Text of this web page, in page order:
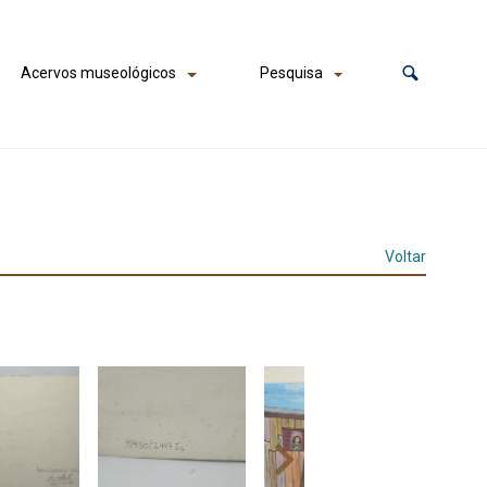
Acervos museológicos Pesquisa
Voltar